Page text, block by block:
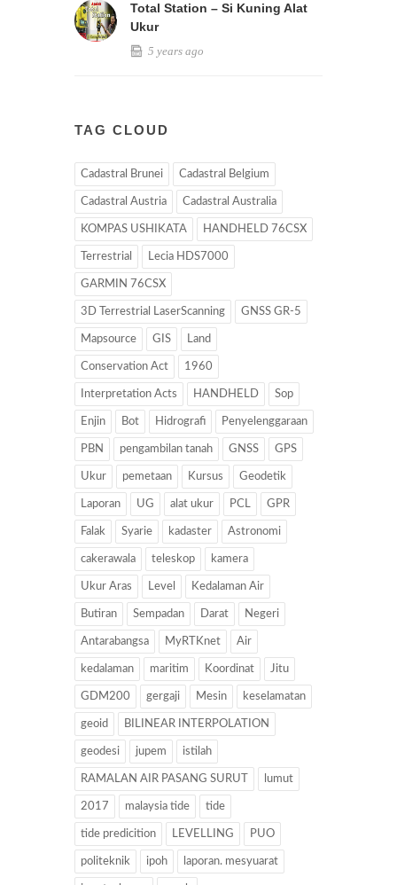
Total Station – Si Kuning Alat
Ukur
5 years ago
TAG CLOUD
Cadastral Brunei Cadastral Belgium
Cadastral Austria Cadastral Australia
KOMPAS USHIKATA HANDHELD 76CSX
Terrestrial Lecia HDS7000
GARMIN 76CSX
3D Terrestrial LaserScanning GNSS GR-5
Mapsource GIS Land
Conservation Act 1960
Interpretation Acts HANDHELD Sop
Enjin Bot Hidrografi Penyelenggaraan
PBN pengambilan tanah GNSS GPS
Ukur pemetaan Kursus Geodetik
Laporan UG alat ukur PCL GPR
Falak Syarie kadaster Astronomi
cakerawala teleskop kamera
Ukur Aras Level Kedalaman Air
Butiran Sempadan Darat Negeri
Antarabangsa MyRTKnet Air
kedalaman maritim Koordinat Jitu
GDM200 gergaji Mesin keselamatan
geoid BILINEAR INTERPOLATION
geodesi jupem istilah
RAMALAN AIR PASANG SURUT lumut
2017 malaysia tide tide
tide predicition LEVELLING PUO
politeknik ipoh laporan. mesyuarat